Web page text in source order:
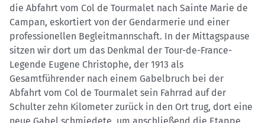
die Abfahrt vom Col de Tourmalet nach Sainte Marie de
Campan, eskortiert von der Gendarmerie und einer
professionellen Begleitmannschaft. In der Mittagspause
sitzen wir dort um das Denkmal der Tour-de-France-
Legende Eugene Christophe, der 1913 als
Gesamtführender nach einem Gabelbruch bei der
Abfahrt vom Col de Tourmalet sein Fahrrad auf der
Schulter zehn Kilometer zurück in den Ort trug, dort eine